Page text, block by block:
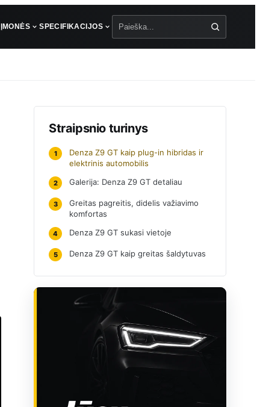
ĮMONĖS SPECIFIKACIJOS
Straipsnio turinys
1
Denza Z9 GT kaip plug-in hibridas ir
elektrinis automobilis
2 Galerija: Denza Z9 GT detaliau
3
Greitas pagreitis, didelis važiavimo
komfortas
4 Denza Z9 GT sukasi vietoje
5 Denza Z9 GT kaip greitas šaldytuvas